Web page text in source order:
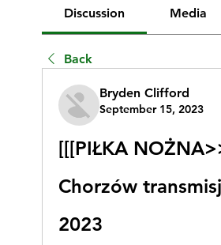
Discussion Media
Back
Bryden Clifford
September 15, 2023
[[[PIŁKA
Chorzów
2023